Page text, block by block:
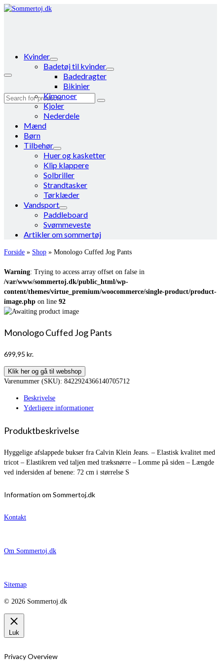
Search
Kvinder
Badetøj til kvinder
Badedragter
Bikinier
Kimonoer
Kjoler
Nederdele
Mænd
Børn
Tilbehør
Huer og kasketter
Klip klappere
Solbriller
Strandtasker
Tørklæder
Vandsport
Paddleboard
Svømmeveste
Artikler om sommertøj
Forside » Shop » Monologo Cuffed Jog Pants
Warning: Trying to access array offset on false in
/var/www/sommertoj.dk/public_html/wp-
content/themes/virtue_premium/woocommerce/single-product/product-
image.php on line 92
Monologo Cuffed Jog Pants
699,95 kr.
Klik her og gå til webshop
Varenummer (SKU): 8422924366140705712
Beskrivelse
Yderligere informationer
Produktbeskrivelse
Hyggelige afslappede bukser fra Calvin Klein Jeans. – Elastisk kvalitet med
tricot – Elastikrem ved taljen med træksnørre – Lomme på siden – Længde
ved indersiden af benene: 72 cm i størrelse S
Information om Sommertoj.dk
Kontakt
Om Sommertoj.dk
Sitemap
© 2026 Sommertoj.dk
Luk
Privacy Overview